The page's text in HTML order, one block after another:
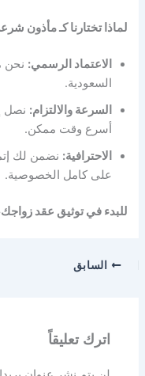
لماذا تختارنا كـ مأذون
الاعتماد الرسمي: نحن
السعودية.
السرعة والالتزام: نصل
أسرع وقت ممكن.
الاحترافية: نضمن لك
على كامل الخصوصية.
للبدء في توثيق عقد زواجك،
السابق
اترك تعليقاً